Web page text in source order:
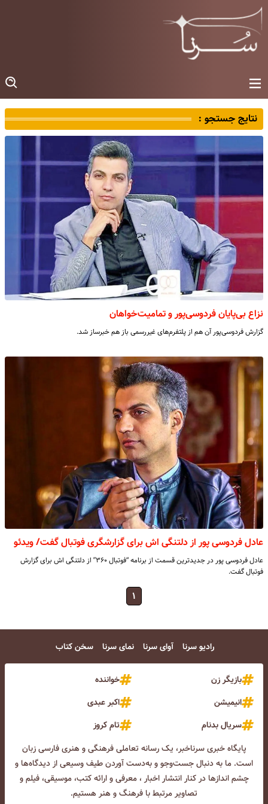
نتایج جستجو :
نزاع بی‌پایان فردوسی‌پور و تمامیت‌خواهان
گزارش فردوسی‌پور آن هم از پلتفرم‌های غیررسمی باز هم خبرساز شد.
عادل فردوسی‌ پور از دلتنگی اش برای گزارشگری فوتبال گفت/ ویدئو
عادل فردوسی پور در جدیدترین قسمت از برنامه “فوتبال ۳۶۰” از دلتنگی اش برای گزارش
فوتبال گفت.
۱
رادیو سرنا آوای سرنا نمای سرنا سخن کتاب
بازیگر زن
خواننده
انیمیشن
اکبر عبدی
سریال بدنام
تام کروز
پایگاه خبری سرناخبر، یک رسانه تعاملی فرهنگی و هنری فارسی زبان
است. ما به دنبال جست‌و‌جو و به‌دست آوردن طیف وسیعی از دیدگاه‌ها و
چشم انداز‌ها در کنار انتشار اخبار ، معرفی و ارائه کتب، موسیقی، فیلم و
تصاویر مرتبط با فرهنگ و هنر هستیم.